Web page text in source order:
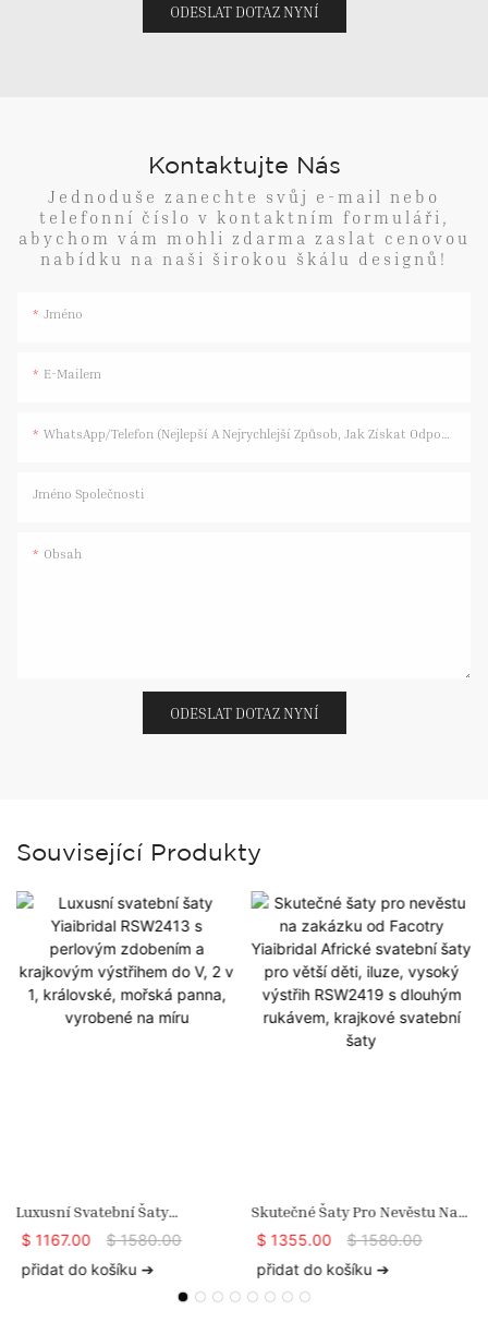
ODESLAT DOTAZ NYNÍ
Kontaktujte Nás
Jednoduše zanechte svůj e-mail nebo
telefonní číslo v kontaktním formuláři,
abychom vám mohli zdarma zaslat cenovou
nabídku na naši širokou škálu designů!
Jméno
E-Mailem
WhatsApp/telefon (nejlepší A Nejrychlejší Způsob, Jak Získat Odpověď)
Jméno Společnosti
Obsah
ODESLAT DOTAZ NYNÍ
Související Produkty
Luxusní Svatební Šaty
Yiaibridal RSW2413 S Perlovým
Výstřihem Do V, 2 V 1,
Královské, Mořská Panna,
$ 1167.00 $1580.00
přidat do košíku ➔
Skutečné Šaty Pro Nevěstu Na
Zakázku Od Facotry Yiaibridal
Děti, Iluze, Vysoký Výstřih
RSW2419 S Dlouhým Rukávem,
$ 1355.00 $1580.00
přidat do košíku ➔